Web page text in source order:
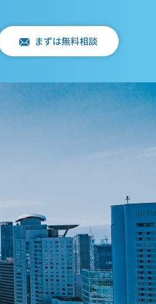
まずは無料相談